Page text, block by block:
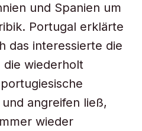
und Spanien um
Portugal erklärte
das interessierte die
die wiederholt
angreifen ließ,
wieder